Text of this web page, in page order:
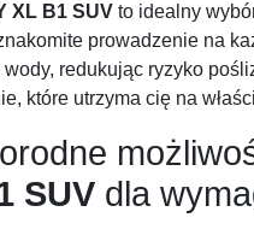
XL B1 SUV to idealny
prowadzenie na
redukując ryzyko
które utrzyma cię na
SUV dla